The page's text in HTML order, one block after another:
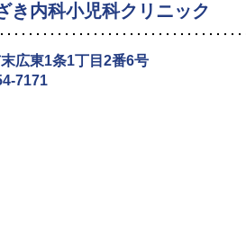
き内科小児科クリニック
広東1条1丁目2番6号
7171